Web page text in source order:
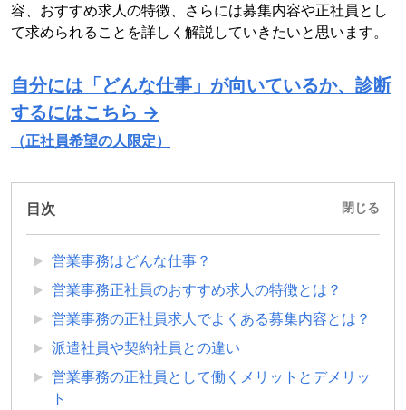
容、おすすめ求人の特徴、さらには募集内容や正社員とし
て求められることを詳しく解説していきたいと思います。
自分には「どんな仕事」が向いているか、診断
するにはこちら →
（正社員希望の人限定）
目次 閉じる
営業事務はどんな仕事？
営業事務正社員のおすすめ求人の特徴とは？
営業事務の正社員求人でよくある募集内容とは？
派遣社員や契約社員との違い
営業事務の正社員として働くメリットとデメリッ
ト